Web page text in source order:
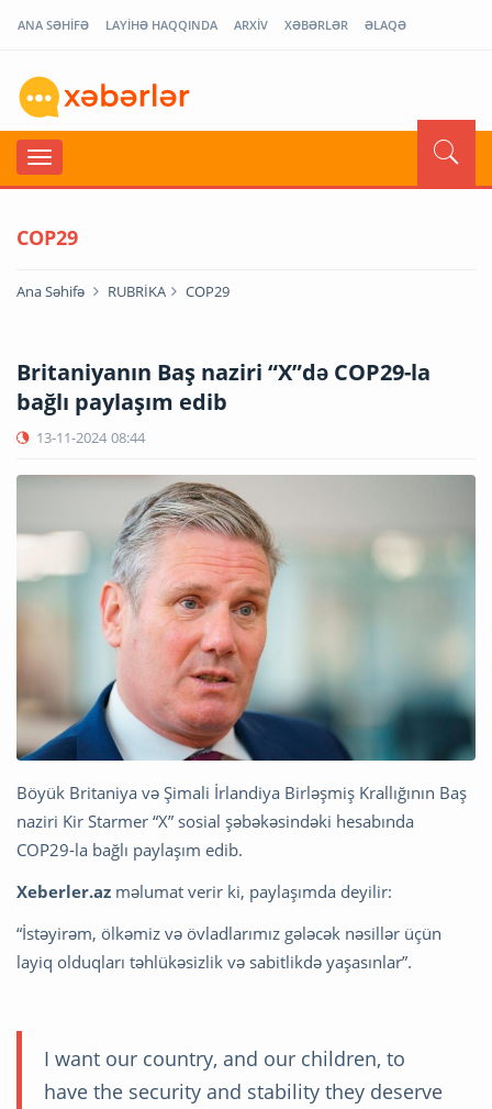
ANA SƏHİFƏ LAYİHƏ HAQQINDA ARXİV XƏBƏRLƏR ƏLAQƏ
COP29
Ana Səhifə RUBRİKA COP29
Britaniyanın Baş naziri “X”də COP29-la
bağlı paylaşım edib
13-11-2024 08:44
Böyük Britaniya və Şimali İrlandiya Birləşmiş Krallığının Baş
naziri Kir Starmer “X” sosial şəbəkəsindəki hesabında
COP29-la bağlı paylaşım edib.
Xeberler.az məlumat verir ki, paylaşımda deyilir:
“İstəyirəm, ölkəmiz və övladlarımız gələcək nəsillər üçün
layiq olduqları təhlükəsizlik və sabitlikdə yaşasınlar”.
I want our country, and our children, to
have the security and stability they deserve